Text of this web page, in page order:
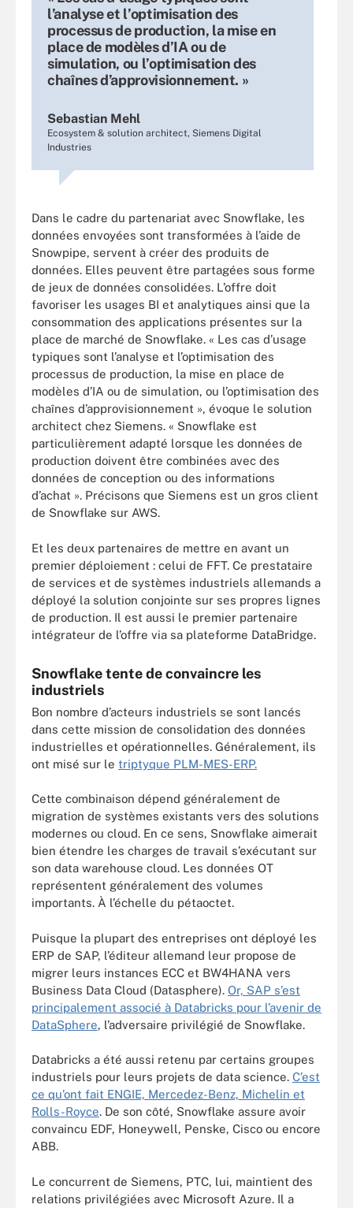
l’analyse et l’optimisation des
processus de production, la mise en
place de modèles d’IA ou de
simulation, ou l’optimisation des
chaînes d’approvisionnement. »
Sebastian Mehl
Ecosystem & solution architect, Siemens Digital
Industries
Dans le cadre du partenariat avec Snowflake, les
données envoyées sont transformées à l’aide de
Snowpipe, servent à créer des produits de
données. Elles peuvent être partagées sous forme
de jeux de données consolidées. L’offre doit
favoriser les usages BI et analytiques ainsi que la
consommation des applications présentes sur la
place de marché de Snowflake. « Les cas d’usage
typiques sont l’analyse et l’optimisation des
processus de production, la mise en place de
modèles d’IA ou de simulation, ou l’optimisation des
chaînes d’approvisionnement », évoque le solution
architect chez Siemens. « Snowflake est
particulièrement adapté lorsque les données de
production doivent être combinées avec des
données de conception ou des informations
d’achat ». Précisons que Siemens est un gros client
de Snowflake sur AWS.
Et les deux partenaires de mettre en avant un
premier déploiement : celui de FFT. Ce prestataire
de services et de systèmes industriels allemands a
déployé la solution conjointe sur ses propres lignes
de production. Il est aussi le premier partenaire
intégrateur de l’offre via sa plateforme DataBridge.
Snowflake tente de convaincre les
industriels
Bon nombre d’acteurs industriels se sont lancés
dans cette mission de consolidation des données
industrielles et opérationnelles. Généralement, ils
ont misé sur le triptyque PLM-MES-ERP.
Cette combinaison dépend généralement de
migration de systèmes existants vers des solutions
modernes ou cloud. En ce sens, Snowflake aimerait
bien étendre les charges de travail s’exécutant sur
son data warehouse cloud. Les données OT
représentent généralement des volumes
importants. À l’échelle du pétaoctet.
Puisque la plupart des entreprises ont déployé les
ERP de SAP, l’éditeur allemand leur propose de
migrer leurs instances ECC et BW4HANA vers
Business Data Cloud (Datasphere). Or, SAP s’est
principalement associé à Databricks pour l’avenir de
DataSphere, l’adversaire privilégié de Snowflake.
Databricks a été aussi retenu par certains groupes
industriels pour leurs projets de data science. C’est
ce qu’ont fait ENGIE, Mercedez-Benz, Michelin et
Rolls-Royce. De son côté, Snowflake assure avoir
convaincu EDF, Honeywell, Penske, Cisco ou encore
ABB.
Le concurrent de Siemens, PTC, lui, maintient des
relations privilégiées avec Microsoft Azure. Il a